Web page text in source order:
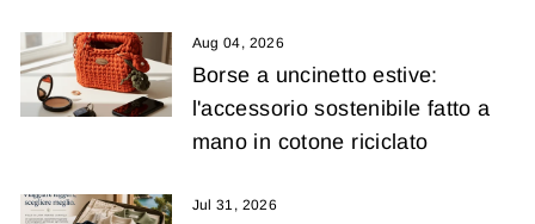
Aug 04, 2026
Borse a uncinetto estive:
l'accessorio sostenibile fatto a
mano in cotone riciclato
Jul 31, 2026